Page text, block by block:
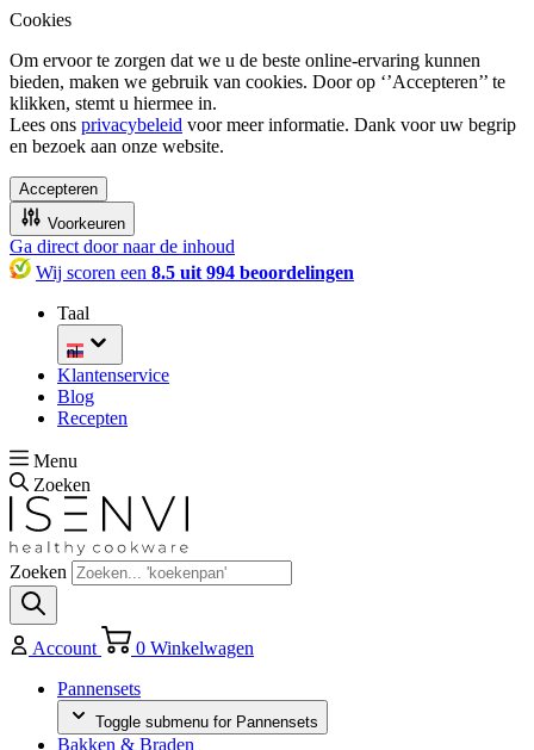
Cookies
Om ervoor te zorgen dat we u de beste online-ervaring kunnen
bieden, maken we gebruik van cookies. Door op ‘’Accepteren’’ te
klikken, stemt u hiermee in.
Lees ons privacybeleid voor meer informatie. Dank voor uw begrip
en bezoek aan onze website.
Accepteren
Voorkeuren
Ga direct door naar de inhoud
Wij scoren een 8.5 uit 994 beoordelingen
Taal
nl
Klantenservice
Blog
Recepten
Menu
Zoeken
Zoeken
Account 0 Winkelwagen
Pannensets
Toggle submenu for Pannensets
Bakken & Braden